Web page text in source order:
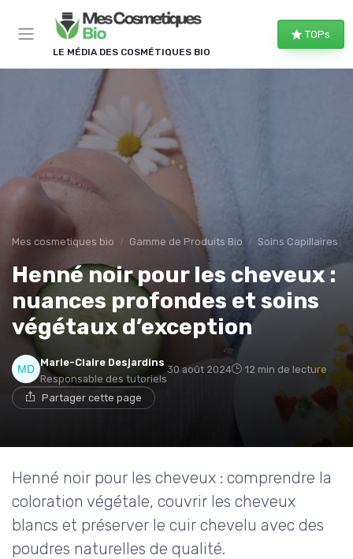
LE MÉDIA DES COSMÉTIQUES BIO
TOPs
Mes cosmetiques bio Gamme de Produits Bio Soins Capillaires
Henné noir pour les cheveux :
nuances profondes et soins
végétaux d’exception
Marie-Claire Desjardins
Responsable des tutoriels
30 août 2024 12 min de lecture
Partager cette page
Henné noir pour les cheveux : comprendre la
coloration végétale, couvrir les cheveux
blancs et préserver le cuir chevelu avec des
poudres naturelles de qualité.
Panneau de gestion des cookies